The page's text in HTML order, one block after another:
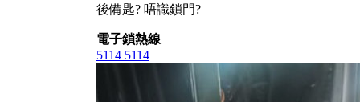
後備匙? 唔識鎖門?
電子鎖熱線
5114 5114